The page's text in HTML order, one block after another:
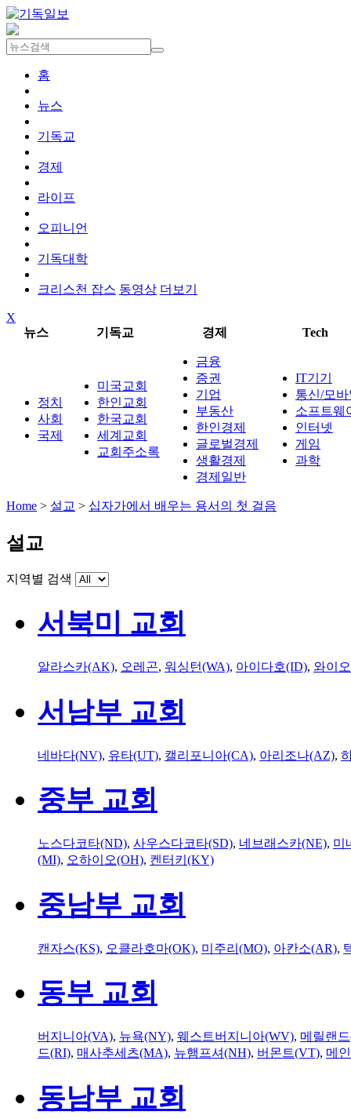
홈
뉴스
기독교
경제
라이프
오피니언
기독대학
크리스천 잡스 동영상 더보기
X
뉴스
기독교 경제 Tech
정치
사회
국제
미국교회
한인교회
한국교회
세계교회
교회주소록
금융
증권
기업
부동산
한인경제
글로벌경제
생활경제
경제일반
IT기기
통신/모
소프트웨
인터넷
게임
과학
Home > 설교 > 십자가에서 배우는 용서의 첫 걸음
설교
지역별 검색
서북미 교회
알라스카(AK), 오레곤, 워싱턴(WA), 아이다호(ID), 와이
서남부 교회
네바다(NV), 유타(UT), 캘리포니아(CA), 아리조나(AZ),
중부 교회
노스다코타(ND), 사우스다코타(SD), 네브래스카(NE), 미
(MI), 오하이오(OH), 켄터키(KY)
중남부 교회
캔자스(KS), 오클라호마(OK), 미주리(MO), 아칸소(AR),
동부 교회
버지니아(VA), 뉴욕(NY), 웨스트버지니아(WV), 메릴랜
드(RI), 매사추세츠(MA), 뉴햄프셔(NH), 버몬트(VT), 메
동남부 교회